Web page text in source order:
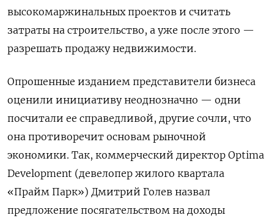
высокомаржинальных проектов и считать
затраты на строительство, а уже после этого —
разрешать продажу недвижимости.
Опрошенные изданием представители бизнеса
оценили инициативу неоднозначно — одни
посчитали ее справедливой, другие сочли, что
она противоречит основам рыночной
экономики. Так, коммерческий директор Optima
Development (девелопер жилого квартала
«Прайм Парк») Дмитрий Голев назвал
предложение посягательством на доходы